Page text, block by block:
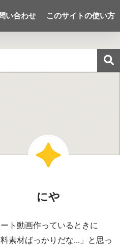
い合わせ このサイトの使い方
にや
ト動画作っているときに
料素材ばっかりだな...」と思っ